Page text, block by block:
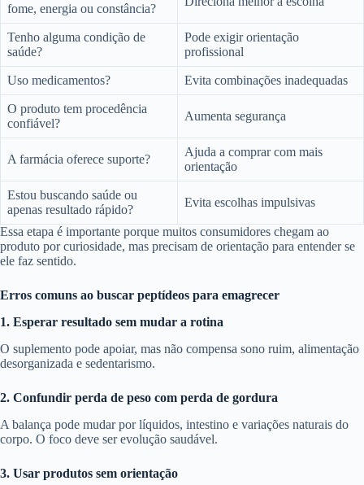
fome, energia ou constância?
Tenho alguma condição de
saúde?
Pode exigir orientação
profissional
Uso medicamentos? Evita combinações inadequadas
O produto tem procedência
confiável?
Aumenta segurança
A farmácia oferece suporte?
Ajuda a comprar com mais
orientação
Estou buscando saúde ou
apenas resultado rápido?
Evita escolhas impulsivas
Essa etapa é importante porque muitos consumidores chegam ao
produto por curiosidade, mas precisam de orientação para entender se
ele faz sentido.
Erros comuns ao buscar peptídeos para emagrecer
1. Esperar resultado sem mudar a rotina
O suplemento pode apoiar, mas não compensa sono ruim, alimentação
desorganizada e sedentarismo.
2. Confundir perda de peso com perda de gordura
A balança pode mudar por líquidos, intestino e variações naturais do
corpo. O foco deve ser evolução saudável.
3. Usar produtos sem orientação